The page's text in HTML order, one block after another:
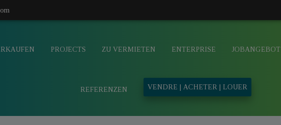
PROJECTS ZU VERMIETEN ENTERPRISE JOBANGEBOT
REFERENZEN VENDRE | ACHETER | LOUER